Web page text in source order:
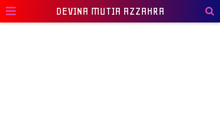
DEVINA MUTIA AZZAHRA